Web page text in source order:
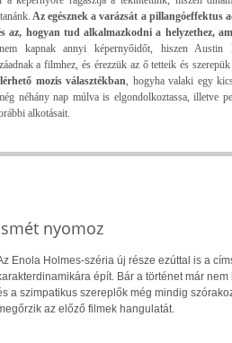
Az egésznek a varázsát a
hogyan tud alkalmazkodni a helyzethez,
kapnak annyi képernyőidőt, hiszen
a filmhez, és érezzük az ő tetteik és
mozis választékban , hogyha valaki egy
néhány nap múlva is elgondolkoztassa, illetve
alkotásait.
nyomoz
Enola Holmes-széria új része ezúttal is a
épít. Bár a történet már
a szimpatikus szereplők még mindig
az előző filmek hangulatát.